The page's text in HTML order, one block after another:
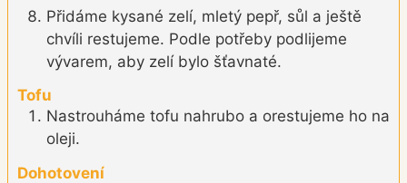
Přidáme kysané zelí, mletý pepř, sůl a ještě
chvíli restujeme. Podle potřeby podlijeme
vývarem, aby zelí bylo šťavnaté.
Tofu
Nastrouháme tofu nahrubo a orestujeme ho na
oleji.
Dohotovení